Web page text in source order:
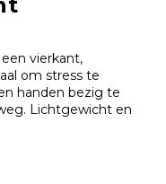
vierkant,
om stress te
handen bezig te
Lichtgewicht en